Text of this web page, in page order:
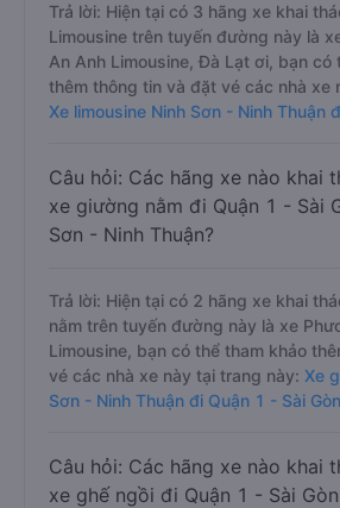
Trả lời: Hiện tại có 3 hãng xe khai
Limousine trên tuyến đường này là
An Anh Limousine, Đà Lạt ơi, bạn có
thêm thông tin và đặt vé các nhà xe
Xe limousine Ninh Sơn - Ninh Thuận
Câu hỏi: Các hãng xe nào khai
xe giường nằm đi Quận 1 - Sài
Sơn - Ninh Thuận?
Trả lời: Hiện tại có 2 hãng xe khai
nằm trên tuyến đường này là xe
Limousine, bạn có thể tham khảo
vé các nhà xe này tại trang này: Xe
Sơn - Ninh Thuận đi Quận 1 - Sài Gòn
Câu hỏi: Các hãng xe nào khai
xe ghế ngồi đi Quận 1 - Sài